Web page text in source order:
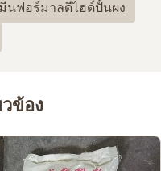
นฟอร์มาลดีไฮด์ปั้นผง
ข้อง